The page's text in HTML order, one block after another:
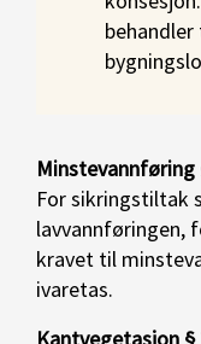
Minstevannføring
For sikringstiltak
lavvannføringen,
kravet til
ivaretas.